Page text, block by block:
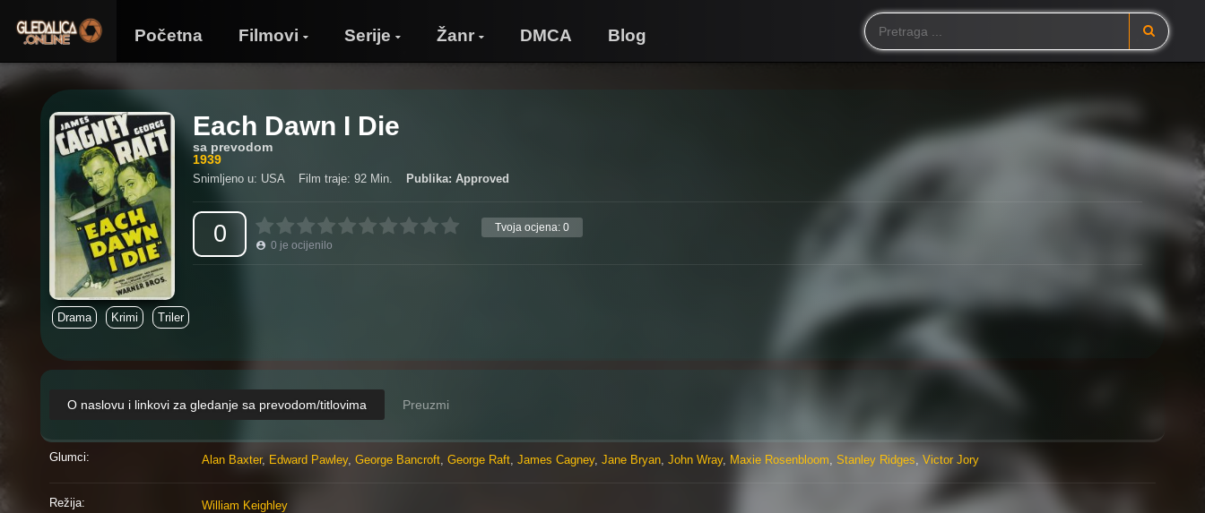
Početna Filmovi Serije Žanr DMCA Blog
Each Dawn I Die
sa prevodom
1939
Snimljeno u: USA Film traje: 92 Min. Publika: Approved
Tvoja ocjena: 0
0 0 je ocijenilo
Drama Krimi Triler
O naslovu i linkovi za gledanje sa prevodom/titlovima Preuzmi
Glumci: Alan Baxter, Edward Pawley, George Bancroft, George Raft, James Cagney, Jane Bryan, John Wray, Maxie Rosenbloom, Stanley Ridges, Victor Jory
Režija: William Keighley